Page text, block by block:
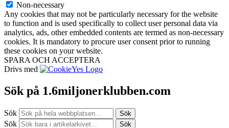
Non-necessary
Any cookies that may not be particularly necessary for the website
to function and is used specifically to collect user personal data via
analytics, ads, other embedded contents are termed as non-necessary
cookies. It is mandatory to procure user consent prior to running
these cookies on your website.
SPARA OCH ACCEPTERA
Drivs med
Sök på 1.6miljonerklubben.com
Sök Sök
Sök Sök